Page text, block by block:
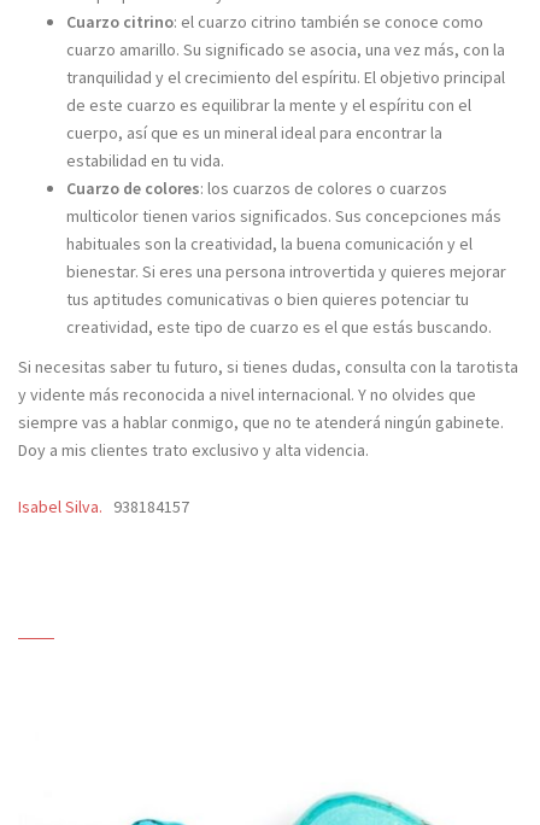
Cuarzo citrino: el cuarzo citrino también se conoce como
cuarzo amarillo. Su significado se asocia, una vez más, con la
tranquilidad y el crecimiento del espíritu. El objetivo principal
de este cuarzo es equilibrar la mente y el espíritu con el
cuerpo, así que es un mineral ideal para encontrar la
estabilidad en tu vida.
Cuarzo de colores: los cuarzos de colores o cuarzos
multicolor tienen varios significados. Sus concepciones más
habituales son la creatividad, la buena comunicación y el
bienestar. Si eres una persona introvertida y quieres mejorar
tus aptitudes comunicativas o bien quieres potenciar tu
creatividad, este tipo de cuarzo es el que estás buscando.
Si necesitas saber tu futuro, si tienes dudas, consulta con la tarotista
y vidente más reconocida a nivel internacional. Y no olvides que
siempre vas a hablar conmigo, que no te atenderá ningún gabinete.
Doy a mis clientes trato exclusivo y alta videncia.
Isabel Silva. 938184157